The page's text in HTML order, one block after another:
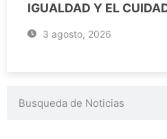
IGUALDAD Y EL
3 agosto, 2026